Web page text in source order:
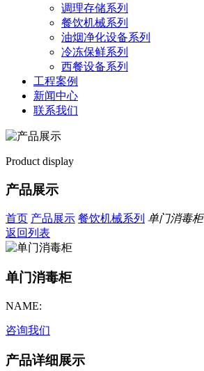
调理存储系列
餐饮机械系列
油烟净化设备系列
冷冻保鲜系列
西餐设备系列
工程案例
新闻中心
联系我们
Product display
产品展示
首页 产品展示 餐饮机械系列 单门消毒柜
返回列表
单门消毒柜
NAME:
咨询我们
产品详细展示